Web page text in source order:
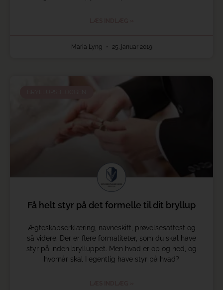
Maria Lyng 25. januar 2019
Få helt styr på det formelle til dit bryllup
Ægteskabserklæring, navneskift, prøvelsesattest og
så videre. Der er flere formaliteter, som du skal have
styr på inden brylluppet. Men hvad er op og ned, og
hvornår skal I egentlig have styr på hvad?